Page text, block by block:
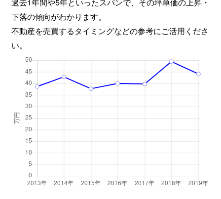
下落の傾向がわかります。
不動産を売買するタイミングなどの参考にご活用くださ
い。